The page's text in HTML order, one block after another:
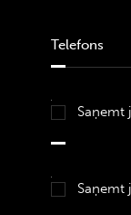
Saņemt
Saņemt